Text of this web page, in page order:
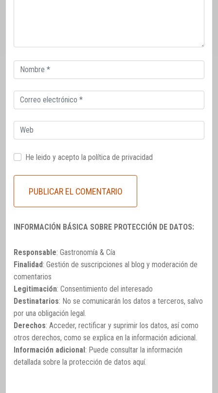
Correo
electrónico
Correo
electrónico
Web
He leido y acepto la política de privacidad
INFORMACIÓN BÁSICA SOBRE PROTECCIÓN DE DATOS:
Responsable: Gastronomía & Cía
Finalidad: Gestión de suscripciones al blog y moderación de
comentarios
Legitimación: Consentimiento del interesado
Destinatarios: No se comunicarán los datos a terceros, salvo
por una obligación legal.
Derechos: Acceder, rectificar y suprimir los datos, así como
otros derechos, como se explica en la información adicional.
Información adicional: Puede consultar la información
detallada sobre la protección de datos aquí.